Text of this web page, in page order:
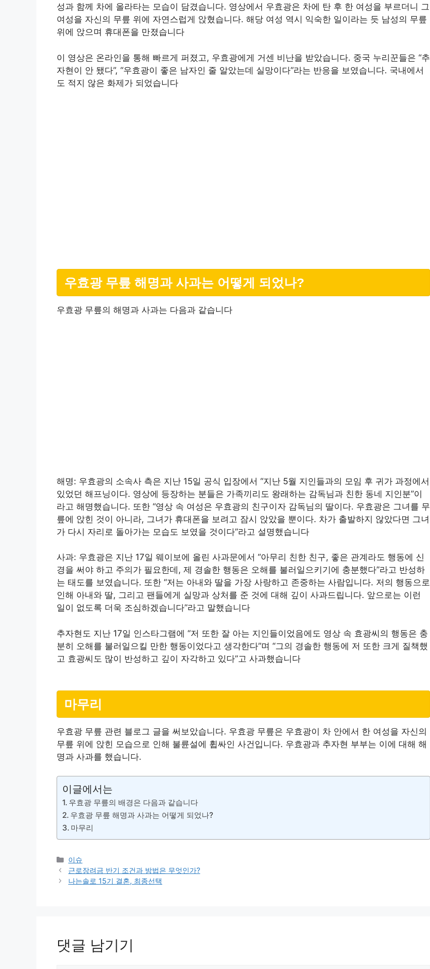
성과 함께 차에 올라타는 모습이 담겼습니다. 영상에서 우효광은 차에 탄 후 한 여성을 부르더니 그
여성을 자신의 무릎 위에 자연스럽게 앉혔습니다. 해당 여성 역시 익숙한 일이라는 듯 남성의 무릎
위에 앉으며 휴대폰을 만졌습니다
이 영상은 온라인을 통해 빠르게 퍼졌고, 우효광에게 거센 비난을 받았습니다. 중국 누리꾼들은 “추
자현이 안 됐다”, “우효광이 좋은 남자인 줄 알았는데 실망이다”라는 반응을 보였습니다. 국내에서
도 적지 않은 화제가 되었습니다
우효광 무릎 해명과 사과는 어떻게 되었나?
우효광 무릎의 해명과 사과는 다음과 같습니다
해명: 우효광의 소속사 측은 지난 15일 공식 입장에서 “지난 5월 지인들과의 모임 후 귀가 과정에서
있었던 해프닝이다. 영상에 등장하는 분들은 가족끼리도 왕래하는 감독님과 친한 동네 지인분”이
라고 해명했습니다. 또한 “영상 속 여성은 우효광의 친구이자 감독님의 딸이다. 우효광은 그녀를 무
릎에 앉힌 것이 아니라, 그녀가 휴대폰을 보려고 잠시 앉았을 뿐이다. 차가 출발하지 않았다면 그녀
가 다시 자리로 돌아가는 모습도 보였을 것이다”라고 설명했습니다
사과: 우효광은 지난 17일 웨이보에 올린 사과문에서 “아무리 친한 친구, 좋은 관계라도 행동에 신
경을 써야 하고 주의가 필요한데, 제 경솔한 행동은 오해를 불러일으키기에 충분했다”라고 반성하
는 태도를 보였습니다. 또한 “저는 아내와 딸을 가장 사랑하고 존중하는 사람입니다. 저의 행동으로
인해 아내와 딸, 그리고 팬들에게 실망과 상처를 준 것에 대해 깊이 사과드립니다. 앞으로는 이런
일이 없도록 더욱 조심하겠습니다”라고 말했습니다
추자현도 지난 17일 인스타그램에 “저 또한 잘 아는 지인들이었음에도 영상 속 효광씨의 행동은 충
분히 오해를 불러일으킬 만한 행동이었다고 생각한다”며 “그의 경솔한 행동에 저 또한 크게 질책했
고 효광씨도 많이 반성하고 깊이 자각하고 있다”고 사과했습니다
마무리
우효광 무릎 관련 블로그 글을 써보았습니다. 우효광 무릎은 우효광이 차 안에서 한 여성을 자신의
무릎 위에 앉힌 모습으로 인해 불륜설에 휩싸인 사건입니다. 우효광과 추자현 부부는 이에 대해 해
명과 사과를 했습니다.
이글에서는
우효광 무릎의 배경은 다음과 같습니다
우효광 무릎 해명과 사과는 어떻게 되었나?
마무리
카
테
고
이슈
근로장려금 반기 조건과 방법은 무엇인가?
나는솔로 15기 결혼, 최종선택
댓글 남기기